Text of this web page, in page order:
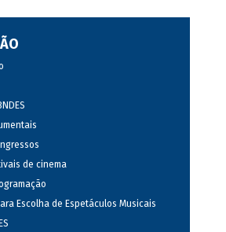
de cinema
Escolha de Espetáculos Musicais